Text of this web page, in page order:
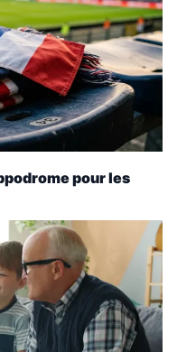
pour les